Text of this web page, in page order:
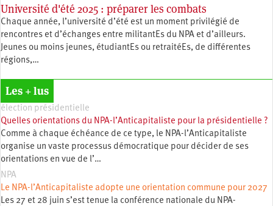
Université d'été 2025 : préparer les combats
Chaque année, l’université d’été est un moment privilégié de
rencontres et d’échanges entre militantEs du NPA et d’ailleurs.
Jeunes ou moins jeunes, étudiantEs ou retraitéEs, de différentes
régions,…
Les + lus
élection présidentielle
Quelles orientations du NPA-l’Anticapitaliste pour la présidentielle ?
Comme à chaque échéance de ce type, le NPA-l’Anticapitaliste
organise un vaste processus démocratique pour décider de ses
orientations en vue de l’…
NPA
Le NPA-l’Anticapitaliste adopte une orientation commune pour 2027
Les 27 et 28 juin s’est tenue la conférence nationale du NPA-